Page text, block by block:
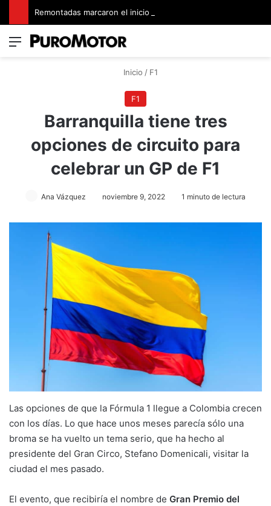
Menú
Inicio / F1
F1
Barranquilla tiene tres
opciones de circuito para
celebrar un GP de F1
Ana Vázquez noviembre 9, 2022 1 minuto de lectura
Las opciones de que la Fórmula 1 llegue a Colombia crecen
con los días. Lo que hace unos meses parecía sólo una
broma se ha vuelto un tema serio, que ha hecho al
presidente del Gran Circo, Stefano Domenicali, visitar la
ciudad el mes pasado.
El evento, que recibiría el nombre de Gran Premio del